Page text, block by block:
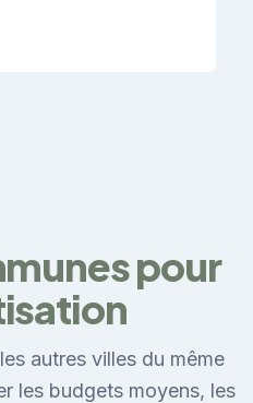
pour
autres villes du même
les budgets moyens, les